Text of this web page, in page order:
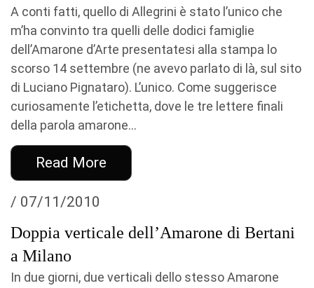
A conti fatti, quello di Allegrini è stato l’unico che
m’ha convinto tra quelli delle dodici famiglie
dell’Amarone d’Arte presentatesi alla stampa lo
scorso 14 settembre (ne avevo parlato di là, sul sito
di Luciano Pignataro). L’unico. Come suggerisce
curiosamente l’etichetta, dove le tre lettere finali
della parola amarone...
Read More
/ 07/11/2010
Doppia verticale dell’Amarone di Bertani
a Milano
In due giorni, due verticali dello stesso Amarone